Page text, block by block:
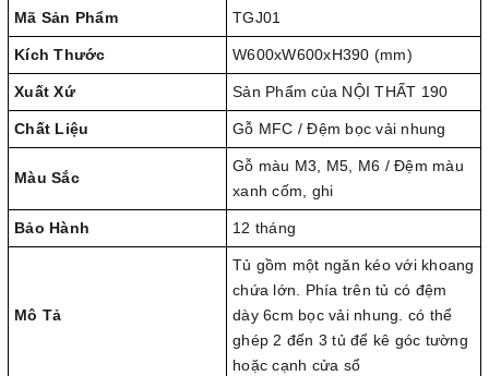
Mã Sản Phẩm TGJ01
Kích Thước W600xW600xH390 (mm)
Xuất Xứ Sản Phẩm của NỘI THẤT 190
Chất Liệu Gỗ MFC / Đệm bọc vải nhung
Màu Sắc
Gỗ màu M3, M5, M6 / Đệm màu
xanh cốm, ghi
Bảo Hành 12 tháng
Mô Tả
Tủ gồm một ngăn kéo với khoang
chứa lớn. Phía trên tủ có đệm
dày 6cm bọc vải nhung. có thể
ghép 2 đến 3 tủ để kê góc tường
hoặc cạnh cửa sổ